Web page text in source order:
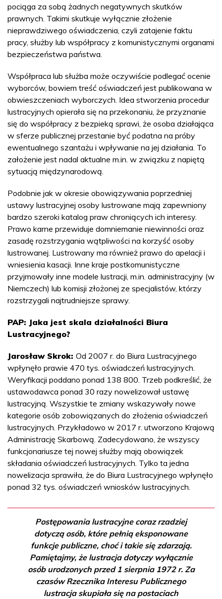
pociąga za sobą żadnych negatywnych skutków
prawnych. Takimi skutkuje wyłącznie złożenie
nieprawdziwego oświadczenia, czyli zatajenie faktu
pracy, służby lub współpracy z komunistycznymi organami
bezpieczeństwa państwa.
Współpraca lub służba może oczywiście podlegać ocenie
wyborców, bowiem treść oświadczeń jest publikowana w
obwieszczeniach wyborczych. Idea stworzenia procedur
lustracyjnych opierała się na przekonaniu, że przyznanie
się do współpracy z bezpieką sprawi, że osoba działająca
w sferze publicznej przestanie być podatna na próby
ewentualnego szantażu i wpływanie na jej działania. To
założenie jest nadal aktualne m.in. w związku z napiętą
sytuacją międzynarodową.
Podobnie jak w okresie obowiązywania poprzedniej
ustawy lustracyjnej osoby lustrowane mają zapewniony
bardzo szeroki katalog praw chroniących ich interesy.
Prawo karne przewiduje domniemanie niewinności oraz
zasadę rozstrzygania wątpliwości na korzyść osoby
lustrowanej. Lustrowany ma również prawo do apelacji i
wniesienia kasacji. Inne kraje postkomunistyczne
przyjmowały inne modele lustracji, m.in. administracyjny (w
Niemczech) lub komisji złożonej ze specjalistów, którzy
rozstrzygali najtrudniejsze sprawy.
PAP: Jaka jest skala działalności Biura
Lustracyjnego?
Jarosław Skrok: Od 2007 r. do Biura Lustracyjnego
wpłynęło prawie 470 tys. oświadczeń lustracyjnych.
Weryfikacji poddano ponad 138 800. Trzeb podkreślić, że
ustawodawca ponad 30 razy nowelizował ustawę
lustracyjną. Wszystkie te zmiany wskazywały nowe
kategorie osób zobowiązanych do złożenia oświadczeń
lustracyjnych. Przykładowo w 2017 r. utworzono Krajową
Administrację Skarbową. Zadecydowano, że wszyscy
funkcjonariusze tej nowej służby mają obowiązek
składania oświadczeń lustracyjnych. Tylko ta jedna
nowelizacja sprawiła, że do Biura Lustracyjnego wpłynęło
ponad 32 tys. oświadczeń wniosków lustracyjnych.
Postępowania lustracyjne coraz rzadziej
dotyczą osób, które pełnią eksponowane
funkcje publiczne, choć i takie się zdarzają.
Pamiętajmy, że lustracja dotyczy wyłącznie
osób urodzonych przed 1 sierpnia 1972 r. Za
czasów Rzecznika Interesu Publicznego
lustracja skupiała się na postaciach